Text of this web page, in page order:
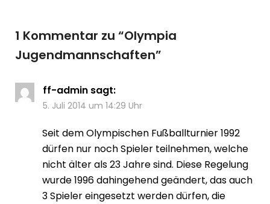
1 Kommentar zu “Olympia
Jugendmannschaften”
ff-admin sagt:
5. Juli 2014 um 14:29 Uhr
Seit dem Olympischen Fußballturnier 1992
dürfen nur noch Spieler teilnehmen, welche
nicht älter als 23 Jahre sind. Diese Regelung
wurde 1996 dahingehend geändert, das auch
3 Spieler eingesetzt werden dürfen, die